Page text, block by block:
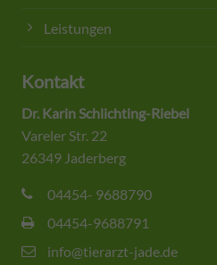
Leistungen
Kontakt
Dr. Karin Schlichting-Riebel
Vareler Str. 22
26349 Jaderberg
04454- 9688790
04454-9688791
info@tierarzt-jade.de